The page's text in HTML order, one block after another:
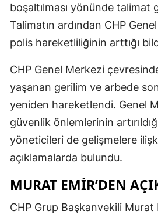
boşaltılması yönünde
Talimatın ardından CHP
polis hareketliliğinin arttığı
CHP Genel Merkezi
yaşanan gerilim ve arbede
yeniden hareketlendi. Genel
güvenlik önlemlerinin
yöneticileri de gelişmelere
açıklamalarda bulundu.
MURAT EMIR’DEN
CHP Grup Başkanvekili Murat